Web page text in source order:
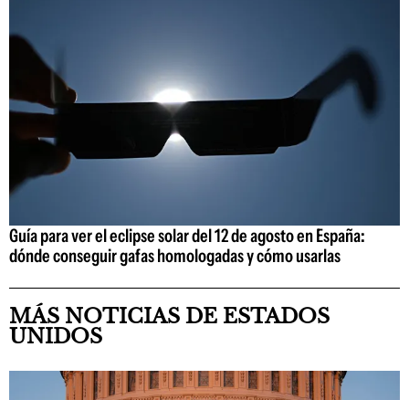
Guía para ver el eclipse solar del 12 de agosto en España:
dónde conseguir gafas homologadas y cómo usarlas
MÁS NOTICIAS DE ESTADOS
UNIDOS